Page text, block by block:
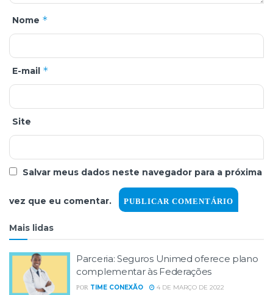
Nome *
E-mail *
Site
Salvar meus dados neste navegador para a próxima
vez que eu comentar.
Mais lidas
Parceria: Seguros Unimed oferece plano
complementar às Federações
POR TIME CONEXÃO 4 DE MARÇO DE 2022